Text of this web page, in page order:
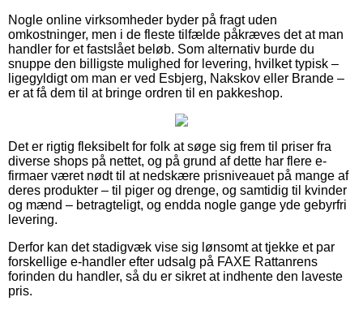
Nogle online virksomheder byder på fragt uden
omkostninger, men i de fleste tilfælde påkræves det at man
handler for et fastslået beløb. Som alternativ burde du
snuppe den billigste mulighed for levering, hvilket typisk –
ligegyldigt om man er ved Esbjerg, Nakskov eller Brande –
er at få dem til at bringe ordren til en pakkeshop.
Det er rigtig fleksibelt for folk at søge sig frem til priser fra
diverse shops på nettet, og på grund af dette har flere e-
firmaer været nødt til at nedskære prisniveauet på mange af
deres produkter – til piger og drenge, og samtidig til kvinder
og mænd – betragteligt, og endda nogle gange yde gebyrfri
levering.
Derfor kan det stadigvæk vise sig lønsomt at tjekke et par
forskellige e-handler efter udsalg på FAXE Rattanrens
forinden du handler, så du er sikret at indhente den laveste
pris.